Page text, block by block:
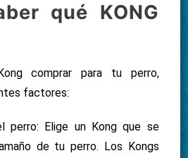
qué KONG
comprar para tu perro,
factores:
perro: Elige un Kong que se
de tu perro. Los Kongs